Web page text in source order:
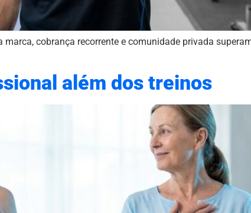
cobrança recorrente e comunidade privada
além dos treinos